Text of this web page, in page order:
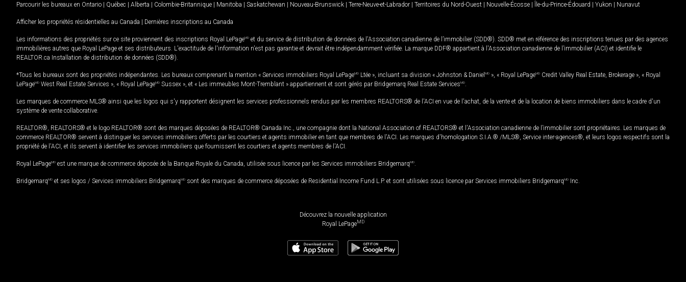
Parcourir les bureaux en Ontario | Québec | Alberta | Colombie-Britannique | Manitoba | Saskatchewan | Nouveau-Brunswick | Terre-Neuve-et-Labrador | Territoires du Nord-Ouest | Nouvelle-Écosse | Île-du-Prince-Édouard | Yukon | Nunavut
Afficher les propriétés résidentielles au Canada | Dernières inscriptions au Canada
Les informations des propriétés sur ce site proviennent des inscriptions Royal LePageMD et du service de distribution de données de l'Association canadienne de l’immobilier (SDD®). SDD® met en référence des inscriptions tenues par des agences
immobilières autres que Royal LePage et ses distributeurs. L'exactitude de l'information n'est pas garantie et devrait être indépendamment vérifiée. La marque DDF® appartient à l'Association canadienne de l’immobilier (ACI) et identifie le
REALTOR.ca Installation de distribution de données (SDD®).
*Tous les bureaux sont des propriétés indépendantes. Les bureaux comprenant la mention « Services immobiliers Royal LePageMD Ltée », incluant sa division « Johnston & Daniel MD », « Royal LePageMD Credit Valley Real Estate, Brokerage », « Royal
LePageMD West Real Estate Services », « Royal LePageMD Sussex », et « Les immeubles Mont-Tremblant » appartiennent et sont gérés par Bridgemarq Real Estate ServicesMD
Les marques de commerce MLS® ainsi que les logos qui s'y rapportent désignent les services professionnels rendus par les membres REALTORS® de l'ACI en vue de l'achat, de la vente et de la location de biens immobiliers dans le cadre d'un
système de vente collaborative.
REALTOR®, REALTORS® et le logo REALTOR® sont des marques déposées de REALTOR® Canada Inc., une compagnie dont la National Association of REALTORS® et l'Association canadienne de l’immobilier sont propriétaires. Les marques de
commerce REALTOR® servent à distinguer les services immobiliers offerts par les courtiers et agents immobilier en tant que membres de l'ACI. Les marques d'homologation S.I.A.® /MLS®, Service inter-agences®, et leurs logos respectifs sont la
propriété de l'ACI, et ils servent à identifier les services immobiliers que fournissent les courtiers et agents membres de l'ACI.
Royal LePageMD est une marque de commerce déposée de la Banque Royale du Canada, utilisée sous licence par les Services immobiliers BridgemarqMD
BridgemarqMD et ses logos / Services immobiliers BridgemarqMD sont des marques de commerce déposées de Residential Income Fund L.P. et sont utilisées sous licence par Services immobiliers BridgemarqMD Inc.
Découvrez la nouvelle application
Royal LePageMD